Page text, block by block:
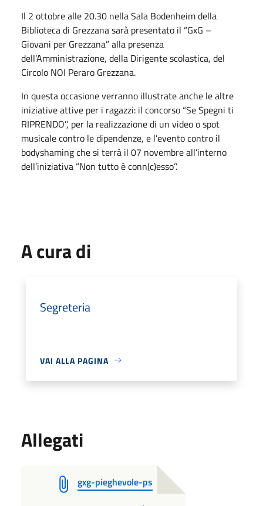
Il 2 ottobre alle 20.30 nella Sala Bodenheim della
Biblioteca di Grezzana sarà presentato il “GxG –
Giovani per Grezzana” alla presenza
dell’Amministrazione, della Dirigente scolastica, del
Circolo NOI Peraro Grezzana.
In questa occasione verranno illustrate anche le altre
iniziative attive per i ragazzi: il concorso “Se Spegni ti
RIPRENDO’’, per la realizzazione di un video o spot
musicale contro le dipendenze, e l’evento contro il
bodyshaming che si terrà il 07 novembre all’interno
dell’iniziativa “Non tutto è conn(c)esso’’.
A cura di
Segreteria
VAI ALLA PAGINA
Allegati
gxg-pieghevole-ps